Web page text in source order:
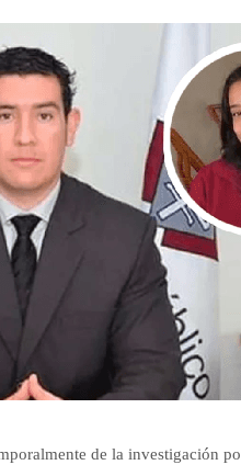
de la investigación